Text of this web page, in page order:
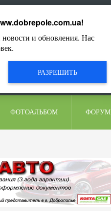
ФОТОАЛЬБОМ ФОРУМ
!
и обновления. Нас
РАЗРЕШИТЬ